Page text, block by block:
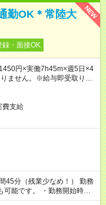
NEW
勤OK＊常陸大
録・面接OK
円×実働7h45m×週5日×4
ません。※給与即受取りサ
費支給
45分（残業少なめ！） 勤務
可能です。 ・勤務開始時
16:00～17:15 ・実働